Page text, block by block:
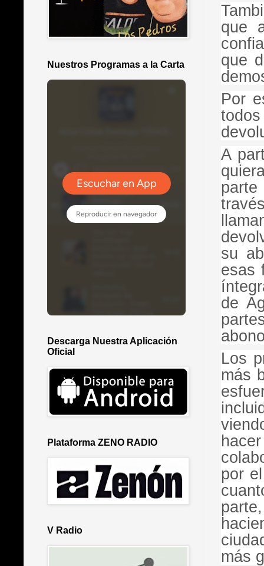
que
que
Por
A
parte
su
esas
de
Los
más
por
más
Nuestros Programas a la Carta
Descarga Nuestra Aplicación
Oficial
Plataforma ZENO RADIO
V Radio